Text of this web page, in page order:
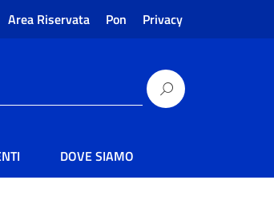
Area Riservata Pon Privacy
DOVE SIAMO